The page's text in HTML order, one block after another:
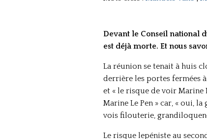
Devant le Conseil national
est déjà morte. Et nous
La réunion se tenait à huis
derrière les portes fermées
et « le risque de voir Marine
Marine Le Pen » car, « oui,
vois filouterie,
Le risque lepéniste au